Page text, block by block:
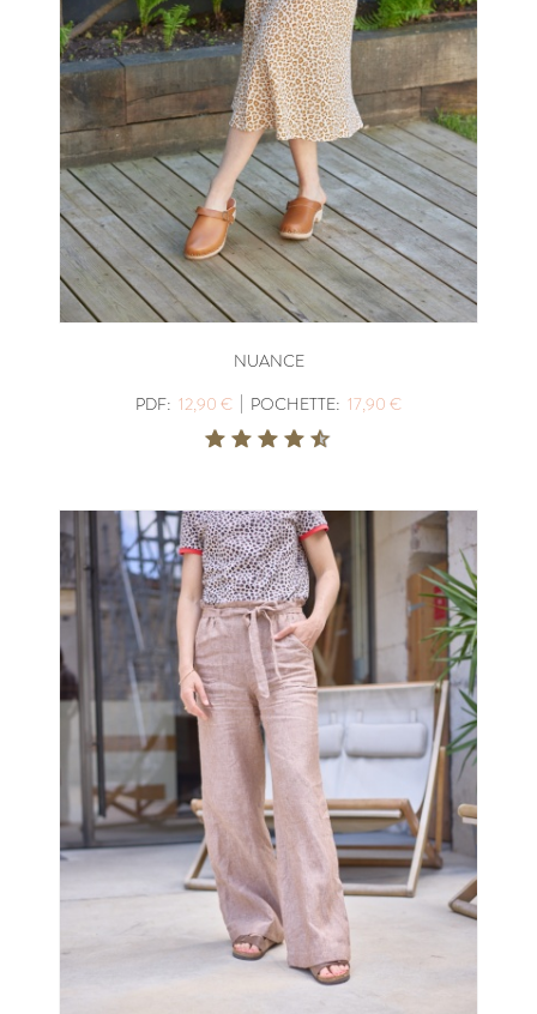
NUANCE
PDF: 12,90 € | POCHETTE: 17,90 €